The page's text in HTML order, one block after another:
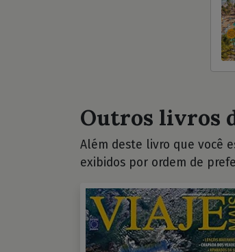
Outros livros
Além deste livro que você
exibidos por ordem de